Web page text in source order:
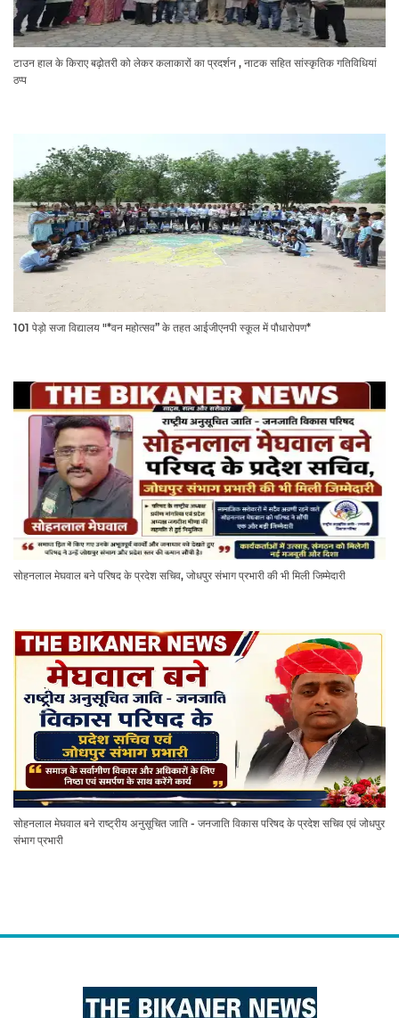
टाउन हाल के किराए बढ़ोतरी को लेकर कलाकारों का प्रदर्शन , नाटक सहित सांस्कृतिक गतिविधियां
ठप्प
101 पेड़ो सजा विद्यालय "*वन महोत्सव” के तहत आईजीएनपी स्कूल में पौधारोपण*
सोहनलाल मेघवाल बने परिषद के प्रदेश सचिव, जोधपुर संभाग प्रभारी की भी मिली जिम्मेदारी
सोहनलाल मेघवाल बने राष्ट्रीय अनुसूचित जाति - जनजाति विकास परिषद के प्रदेश सचिव एवं जोधपुर
संभाग प्रभारी